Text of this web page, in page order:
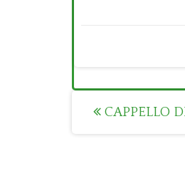
Post
CAPPELLO